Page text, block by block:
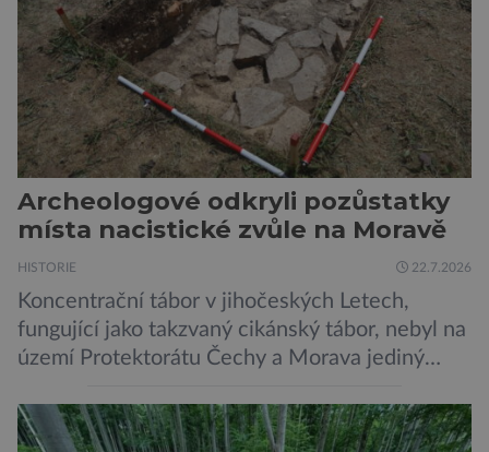
Archeologové odkryli pozůstatky
místa nacistické zvůle na Moravě
HISTORIE 22.7.2026
Koncentrační tábor v jihočeských Letech,
fungující jako takzvaný cikánský tábor, nebyl na
území Protektorátu Čechy a Morava jediný
v Hodoníně u Kunštátu. Jeho pozůstatky byly
nedávno odkrývány archeology. Někteří z asi